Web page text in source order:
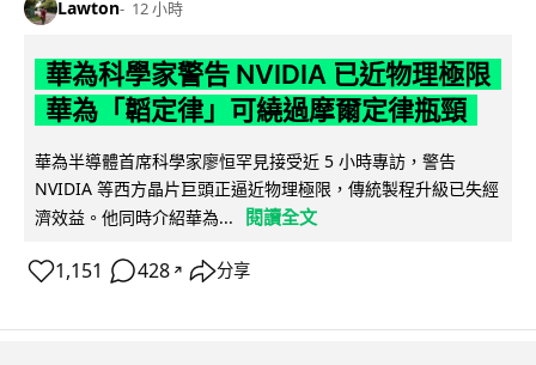
Lawton 12 小時
華為科學家警告 NVIDIA 已近物理極限
華為「韜定律」可繞過摩爾定律瓶頸
華為半導體首席科學家廖恒罕見接受近 5 小時專訪，警告
NVIDIA 等西方晶片巨頭正逼近物理極限，傳統製程升級已失經
濟效益。他同時介紹華為...
閱讀全文
1,151 428 ↗ 分享